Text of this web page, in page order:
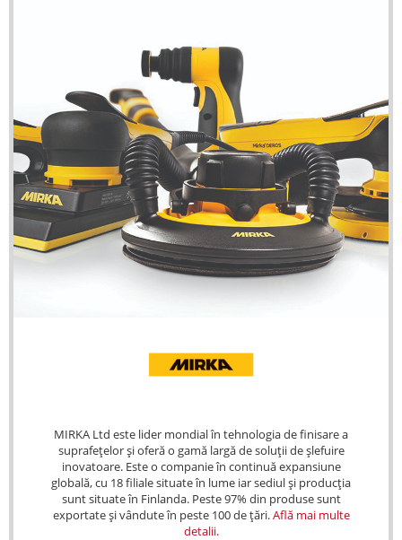
MIRKA Ltd este lider mondial în tehnologia de finisare a
suprafețelor și oferă o gamă largă de soluții de șlefuire
inovatoare. Este o companie în continuă expansiune
globală, cu 18 filiale situate în lume iar sediul și producția
sunt situate în Finlanda. Peste 97% din produse sunt
exportate și vândute în peste 100 de țări.Află mai multe
detalii.